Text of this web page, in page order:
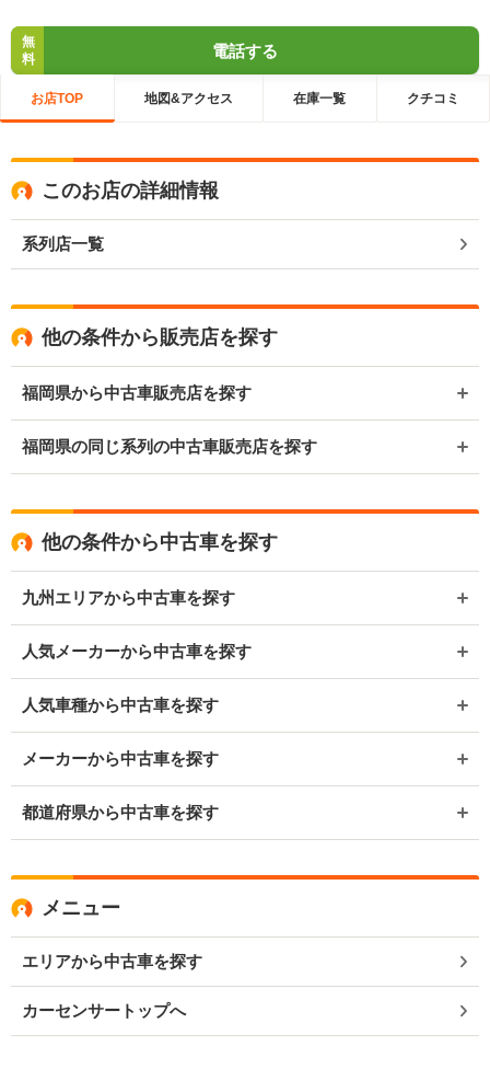
無
料
電話する
お店TOP 地図&アクセス 在庫一覧 クチコミ
このお店の詳細情報
系列店一覧
他の条件から販売店を探す
福岡県から中古車販売店を探す
福岡県の同じ系列の中古車販売店を探す
他の条件から中古車を探す
九州エリアから中古車を探す
人気メーカーから中古車を探す
人気車種から中古車を探す
メーカーから中古車を探す
都道府県から中古車を探す
メニュー
エリアから中古車を探す
カーセンサートップへ